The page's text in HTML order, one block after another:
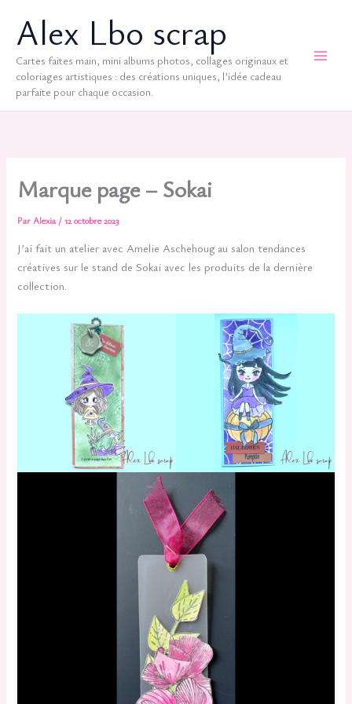
contenuAlex Lbo scrap
Cartes faites main, mini albums photos, collages originaux et
coloriages artistiques : des créations uniques, l’idée cadeau
parfaite pour chaque occasion.
Marque page – Sokai
ParAlexia /12 octobre 2023
J’ai fait un atelier avec Amelie Aschehoug au salon tendances
créatives sur le stand de Sokai avec les produits de la dernière
collection.